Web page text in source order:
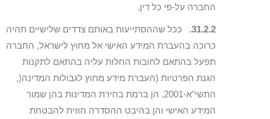
החברה על-פי כל דין.
31.2.2.
ככל שההסתייעות באותם צדדים שלישיים תהיה
כרוכה בהעברת המידע האישי אל מחוץ לישראל, החברה
תפעל בהתאם לחובות החלות עליה בהתאם לתקנות
הגנת הפרטיות (העברת מידע מחוץ לגבולות המדינה(,
התשי"א-2001, הן ברמת בחירת המדינות בהן שמור
המידע האישי והן בהיבט ההסדרה חוזית להבטחת